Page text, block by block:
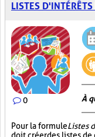
LISTES
0 À
Pour la formuleListes